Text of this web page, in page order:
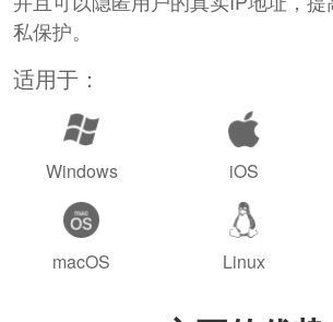
私保护。
适用于：
Windows iOS
macOS Linux